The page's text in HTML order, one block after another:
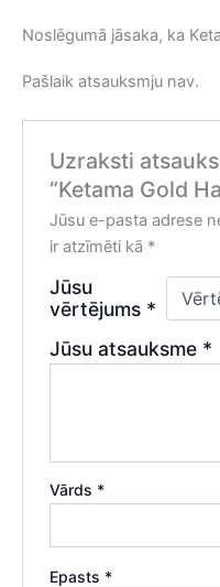
Noslēgumā jāsaka, ka
Pašlaik atsauksmju nav.
Uzraksti
“Ketama Gold
Jūsu e-pasta adrese
ir atzīmēti kā *
Jūsu
vērtējums *
Jūsu atsauksme *
Vārds *
Epasts *